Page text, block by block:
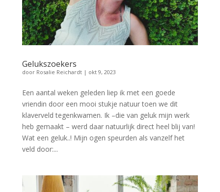
Gelukszoekers
door Rosalie Reichardt| okt 9, 2023
Een aantal weken geleden liep ik met een goede
vriendin door een mooi stukje natuur toen we dit
klaverveld tegenkwamen. Ik –die van geluk mijn werk
heb gemaakt – werd daar natuurlijk direct heel blij van!
Wat een geluk..! Mijn ogen speurden als vanzelf het
veld door:...